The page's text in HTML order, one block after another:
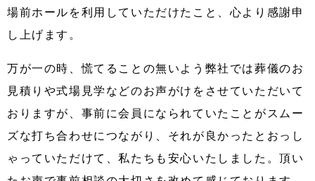
場前ホールを利用していただけたこと、心より感謝申
し上げます。
万が一の時、慌てることの無いよう弊社では葬儀のお
見積りや式場見学などのお声がけをさせていただいて
おりますが、事前に会員になられていたことがスムー
ズな打ち合わせにつながり、それが良かったとおっし
ゃっていただけて、私たちも安心いたしました。頂い